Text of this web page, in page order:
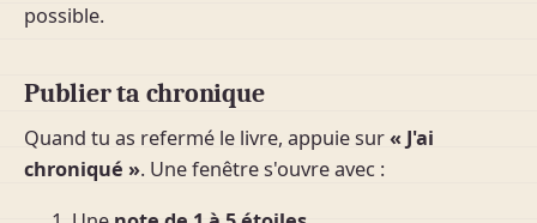
possible.
Publier ta chronique
Quand tu as refermé le livre, appuie sur« J'ai
chroniqué ». Une fenêtre s'ouvre avec :